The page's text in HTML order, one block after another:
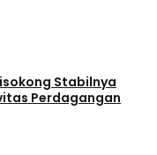
Stabilnya
Perdagangan